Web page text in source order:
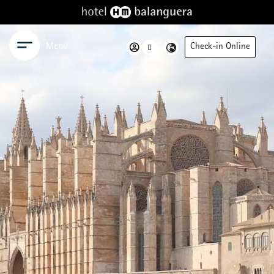
Menú Check-in Online